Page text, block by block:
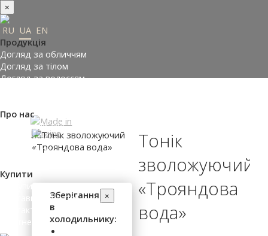
×
RU UA EN
Продукція
Догляд за обличчям
Догляд за тілом
Догляд за волоссям
Про нас
Made in Ukraine
Про компанію
Прес-центр
Купити
Де купити
Доставка і оплата
Контакти
Партнери
×
Зберігання
в
холодильнику:
Тонік
зволожуючий
«Трояндова
вода»